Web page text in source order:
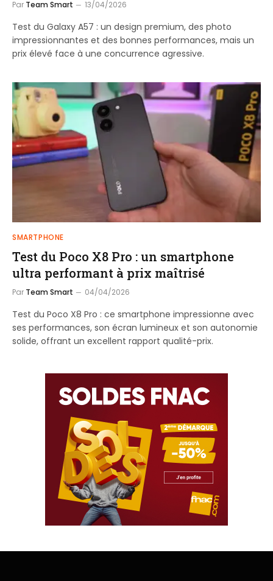
Par Team Smart 13/04/2026
Test du Galaxy A57 : un design premium, des photo
impressionnantes et des bonnes performances, mais un
prix élevé face à une concurrence agressive.
SMARTPHONE
Test du Poco X8 Pro : un smartphone
ultra performant à prix maîtrisé
Par Team Smart 04/04/2026
Test du Poco X8 Pro : ce smartphone impressionne avec
ses performances, son écran lumineux et son autonomie
solide, offrant un excellent rapport qualité-prix.